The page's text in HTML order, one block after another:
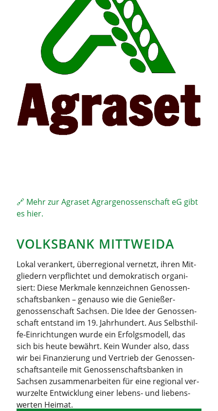
🔗 Mehr zur Agra­set Agrar­ge­nos­sen­schaft eG gibt
es hier.
VOLKS­BANK MITTWEIDA
Lokal ver­an­kert, über­re­gio­nal ver­netzt, ihren Mit­
glie­dern ver­pflich­tet und demo­kra­tisch orga­ni­
siert: Die­se Merk­ma­le kenn­zeich­nen Genos­sen­
schafts­ban­ken – genau­so wie die Genießer­
genossenschaft Sach­sen. Die Idee der Genos­sen­
schaft ent­stand im 19. Jahr­hun­dert. Aus Selbst­hil­
fe-Ein­rich­tun­gen wur­de ein Erfolgs­mo­dell, das
sich bis heu­te bewährt. Kein Wun­der also, dass
wir bei Finan­zie­rung und Ver­trieb der Genos­sen­
schafts­an­tei­le mit Genos­sen­schafts­ban­ken in
Sach­sen zusam­men­ar­bei­ten für eine regio­nal ver­
wur­zel­te Ent­wick­lung einer lebens- und lie­bens­
wer­ten Heimat.